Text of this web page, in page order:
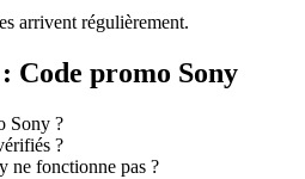
arrivent régulièrement.
Code promo Sony
Sony?
?
ne fonctionne pas ?